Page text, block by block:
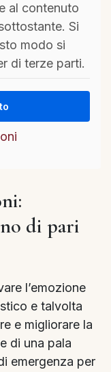
al contenuto
Si
modo si
di terze parti.
di pari
l’emozione
e talvolta
e migliorare la
di una pala
emergenza per